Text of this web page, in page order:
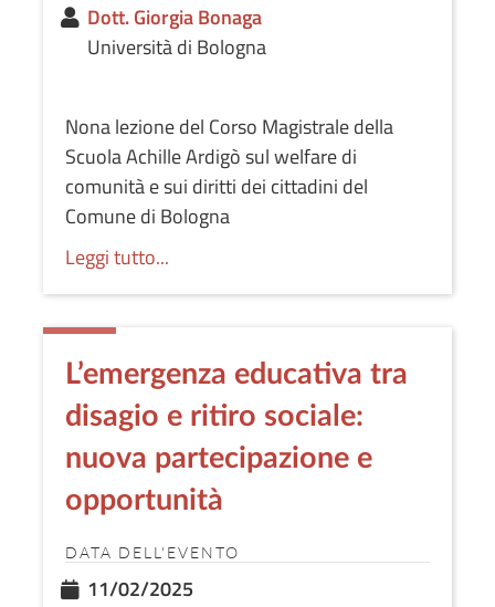
Dott. Giorgia Bonaga
Università di Bologna
Nona lezione del Corso Magistrale della
Scuola Achille Ardigò sul welfare di
comunità e sui diritti dei cittadini del
Comune di Bologna
Leggi tutto...
L’emergenza educativa tra
disagio e ritiro sociale:
nuova partecipazione e
opportunità
DATA DELL'EVENTO
11/02/2025